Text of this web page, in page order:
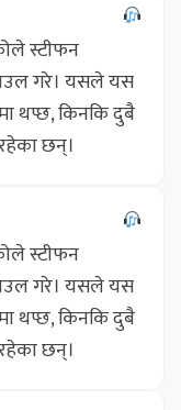
स्टीफन
गरे। यसले यस
थप्छ, किनकि दुबै
छन्।
स्टीफन
गरे। यसले यस
थप्छ, किनकि दुबै
छन्।